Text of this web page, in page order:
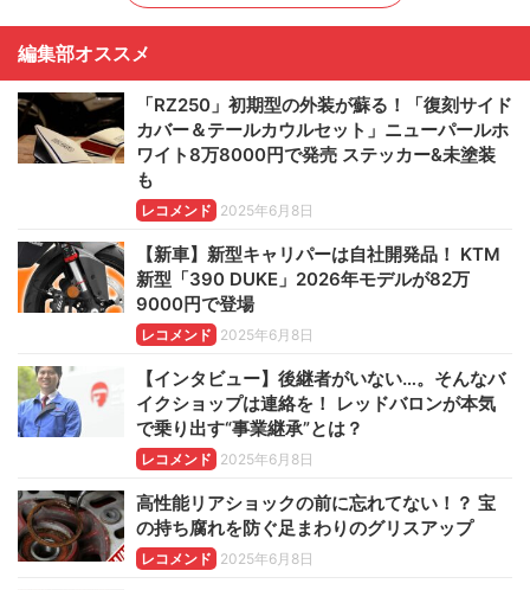
編集部オススメ
「RZ250」初期型の外装が蘇る！「復刻サイド
カバー＆テールカウルセット」ニューパールホ
ワイト8万8000円で発売 ステッカー&未塗装
も
レコメンド 2025年6月8日
【新車】新型キャリパーは自社開発品！ KTM
新型「390 DUKE」2026年モデルが82万
9000円で登場
レコメンド 2025年6月8日
【インタビュー】後継者がいない…。そんなバ
イクショップは連絡を！ レッドバロンが本気
で乗り出す“事業継承”とは？
レコメンド 2025年6月8日
高性能リアショックの前に忘れてない！？ 宝
の持ち腐れを防ぐ足まわりのグリスアップ
レコメンド 2025年6月8日